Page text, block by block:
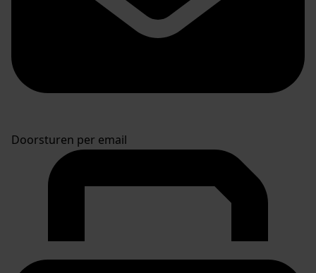
Doorsturen per email